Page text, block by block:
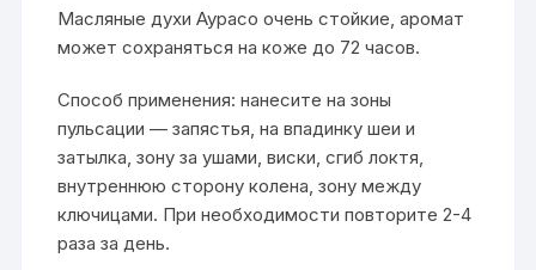
Масляные духи Аурасо очень стойкие, аромат
может сохраняться на коже до 72 часов.
Способ применения: нанесите на зоны
пульсации — запястья, на впадинку шеи и
затылка, зону за ушами, виски, сгиб локтя,
внутреннюю сторону колена, зону между
ключицами. При необходимости повторите 2-4
раза за день.